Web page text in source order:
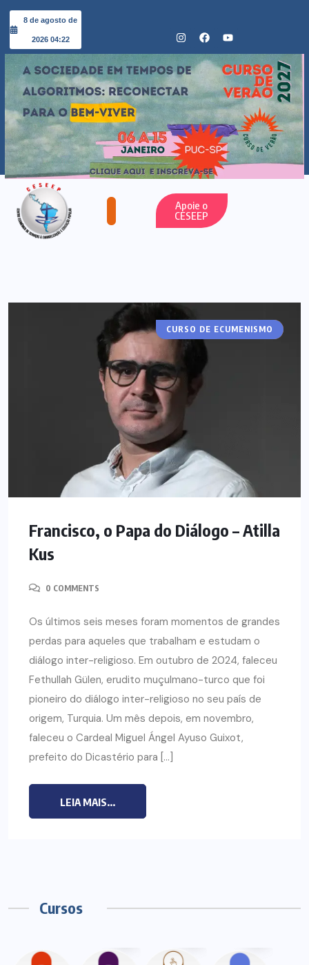
8 de agosto de
2026 04:22
Apoie o
CESEEP
ARTIGOS
CURSO DE ECUMENISMO
Francisco, o Papa do Diálogo – Atilla
Kus
0 COMMENTS
Os últimos seis meses foram momentos de grandes
perdas para aqueles que trabalham e estudam o
diálogo inter-religioso. Em outubro de 2024, faleceu
Fethullah Gülen, erudito muçulmano-turco que foi
pioneiro do diálogo inter-religioso no seu país de
origem, Turquia. Um mês depois, em novembro,
faleceu o Cardeal Miguel Ángel Ayuso Guixot,
prefeito do Dicastério para […]
LEIA MAIS...
Cursos